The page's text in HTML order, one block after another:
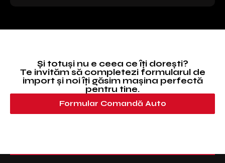
Și totuși nu e ceea ce îți dorești?
Te invităm să completezi formularul de
import și noi îți găsim mașina perfectă
pentru tine.
Formular Comandă Auto